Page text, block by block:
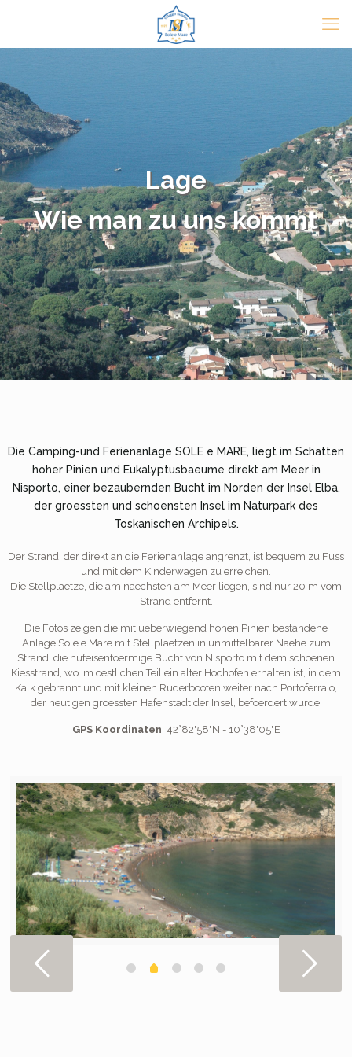
Lage
Wie man zu uns kommt
Die Camping-und Ferienanlage SOLE e MARE, liegt im Schatten
hoher Pinien und Eukalyptusbaeume direkt am Meer in
Nisporto, einer bezaubernden Bucht im Norden der Insel Elba,
der groessten und schoensten Insel im Naturpark des
Toskanischen Archipels.
Der Strand, der direkt an die Ferienanlage angrenzt, ist bequem zu Fuss
und mit dem Kinderwagen zu erreichen.
Die Stellplaetze, die am naechsten am Meer liegen, sind nur 20 m vom
Strand entfernt.
Die Fotos zeigen die mit ueberwiegend hohen Pinien bestandene
Anlage Sole e Mare mit Stellplaetzen in unmittelbarer Naehe zum
Strand, die hufeisenfoermige Bucht von Nisporto mit dem schoenen
Kiesstrand, wo im oestlichen Teil ein alter Hochofen erhalten ist, in dem
Kalk gebrannt und mit kleinen Ruderbooten weiter nach Portoferraio,
der heutigen groessten Hafenstadt der Insel, befoerdert wurde.
GPS Koordinaten: 42°82'58"N - 10°38'05"E